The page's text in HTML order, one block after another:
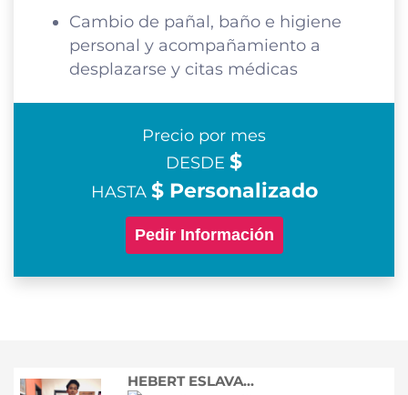
Cambio de pañal, baño e higiene
personal y acompañamiento a
desplazarse y citas médicas
Precio por mes
DESDE $
HASTA $ Personalizado
Pedir Información
HEBERT ESLAVA...